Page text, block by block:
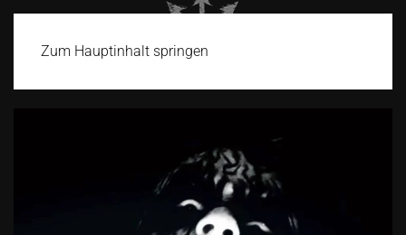
Zum Hauptinhalt springen